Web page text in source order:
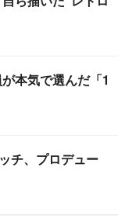
本気で選んだ「1
チ、プロデュー